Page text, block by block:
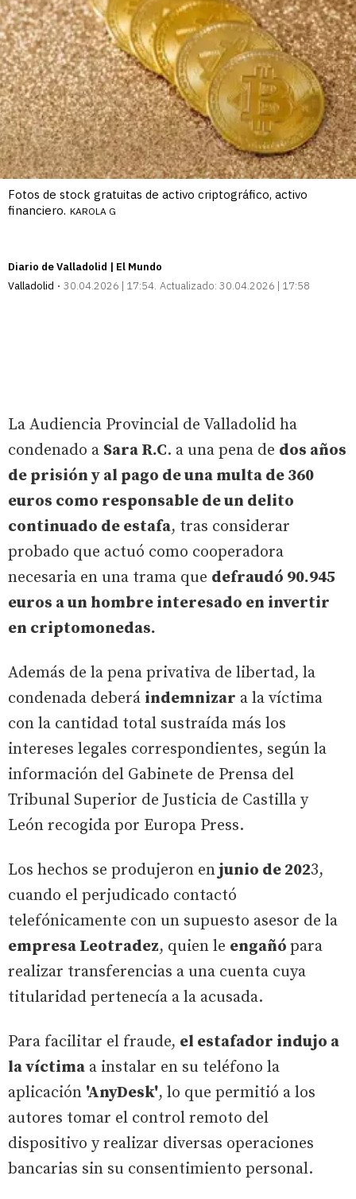
Fotos de stock gratuitas de activo criptográfico, activo
financiero. KAROLA G
Diario de Valladolid | El Mundo
Valladolid
30.04.2026 | 17:54 Actualizado: 30.04.2026 | 17:58
La Audiencia Provincial de Valladolid ha
condenado a Sara R.C. a una pena de dos años
de prisión y al pago de una multa de 360
euros como responsable de un delito
continuado de estafa, tras considerar
probado que actuó como cooperadora
necesaria en una trama que defraudó 90.945
euros a un hombre interesado en invertir
en criptomonedas.
Además de la pena privativa de libertad, la
condenada deberá indemnizar a la víctima
con la cantidad total sustraída más los
intereses legales correspondientes, según la
información del Gabinete de Prensa del
Tribunal Superior de Justicia de Castilla y
León recogida por Europa Press.
Los hechos se produjeron enjunio de 2023,
cuando el perjudicado contactó
telefónicamente con un supuesto asesor de la
empresa Leotradez, quien le engañó para
realizar transferencias a una cuenta cuya
titularidad pertenecía a la acusada.
Para facilitar el fraude, el estafador indujo a
la víctima a instalar en su teléfono la
aplicación 'AnyDesk', lo que permitió a los
autores tomar el control remoto del
dispositivo y realizar diversas operaciones
bancarias sin su consentimiento personal.